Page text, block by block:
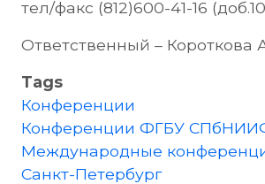
тел/факс (812)600-41-16
Ответственный – Короткова
Tags
Конференции
Конференции ФГБУ
Международные
Санкт-Петербург